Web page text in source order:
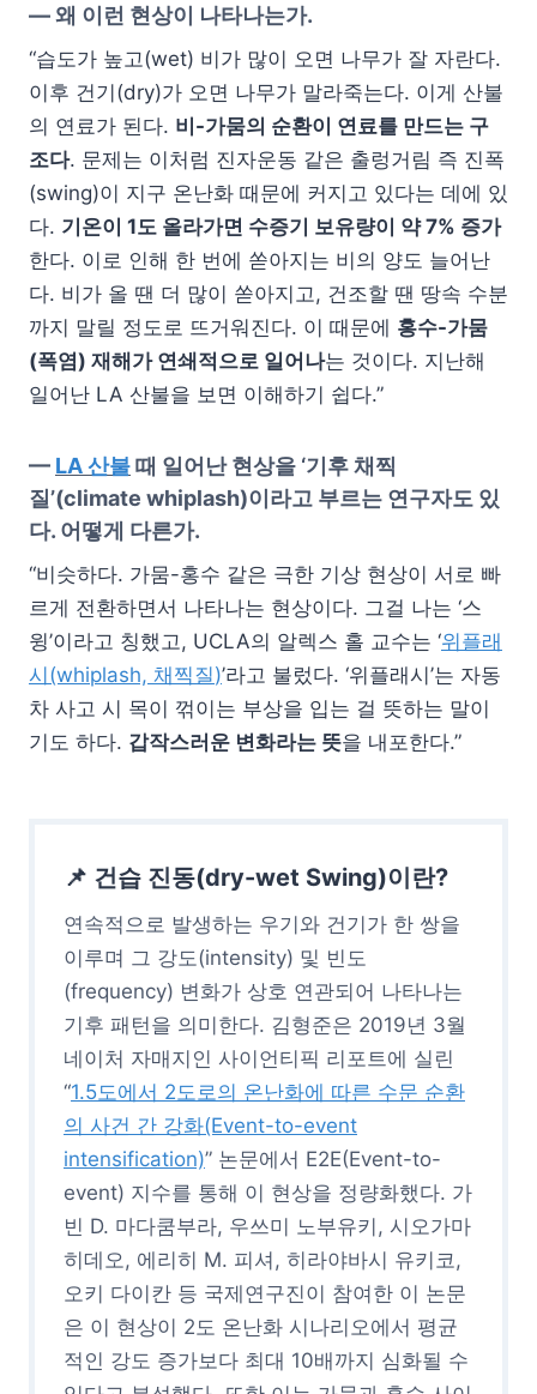
—왜 이런 현상이 나타나는가.
“습도가 높고(wet) 비가 많이 오면 나무가 잘 자란다.
이후 건기(dry)가 오면 나무가 말라죽는다. 이게 산불
의 연료가 된다. 비-가뭄의 순환이 연료를 만드는 구
조다. 문제는 이처럼 진자운동 같은 출렁거림 즉 진폭
(swing)이 지구 온난화 때문에 커지고 있다는 데에 있
다. 기온이 1도 올라가면 수증기 보유량이 약 7% 증가
한다. 이로 인해 한 번에 쏟아지는 비의 양도 늘어난
다. 비가 올 땐 더 많이 쏟아지고, 건조할 땐 땅속 수분
까지 말릴 정도로 뜨거워진다. 이 때문에 홍수-가뭄
(폭염) 재해가 연쇄적으로 일어나는 것이다. 지난해
일어난 LA 산불을 보면 이해하기 쉽다.”
— LA 산불때 일어난 현상을 ‘기후 채찍
질’(climate whiplash)이라고 부르는 연구자도 있
다. 어떻게 다른가.
“비슷하다. 가뭄-홍수 같은 극한 기상 현상이 서로 빠
르게 전환하면서 나타나는 현상이다. 그걸 나는 ‘스
윙’이라고 칭했고, UCLA의 알렉스 홀 교수는 ‘위플래
시(whiplash, 채찍질)’라고 불렀다. ‘위플래시’는 자동
차 사고 시 목이 꺾이는 부상을 입는 걸 뜻하는 말이
기도 하다. 갑작스러운 변화라는 뜻을 내포한다.”
📌 건습 진동(dry-wet Swing)이란?
연속적으로 발생하는 우기와 건기가 한 쌍을
이루며 그 강도(intensity) 및 빈도
(frequency) 변화가 상호 연관되어 나타나는
기후 패턴을 의미한다. 김형준은 2019년 3월
네이처 자매지인 사이언티픽 리포트에 실린
“1.5도에서 2도로의 온난화에 따른 수문 순환
의 사건 간 강화(Event-to-event
intensification)” 논문에서 E2E(Event-to-
event) 지수를 통해 이 현상을 정량화했다. 가
빈 D. 마다쿰부라, 우쓰미 노부유키, 시오가마
히데오, 에리히 M. 피셔, 히라야바시 유키코,
오키 다이칸 등 국제연구진이 참여한 이 논문
은 이 현상이 2도 온난화 시나리오에서 평균
적인 강도 증가보다 최대 10배까지 심화될 수